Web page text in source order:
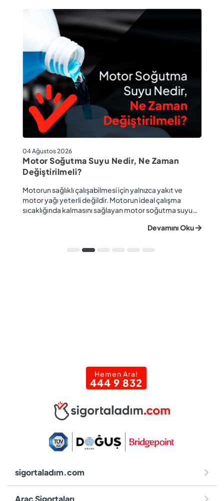
04 Ağustos 2026
Motor Soğutma Suyu Nedir, Ne Zaman
Değiştirilmeli?
Motorun sağlıklı çalışabilmesi için yalnızca yakıt ve
motor yağı yeterli değildir. Motorun ideal çalışma
sıcaklığında kalmasını sağlayan motor soğutma suyu
önem taşır. Düzenli olarak kontrol edilmeyen veya
korozyon, motor arızaları ve yüksek onarım ma...
Devamını Oku
Hemen Ara!
444 9 832
sigortaladım.com